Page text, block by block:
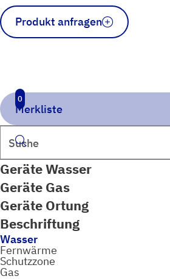
Merkliste
0
Suchen
Geräte Wasser
Geräte Gas
Geräte Ortung
Beschriftung
Wasser
Fernwärme
Schutzzone
Gas
Schild
Hausanschluss
standard
Produkt anfragen